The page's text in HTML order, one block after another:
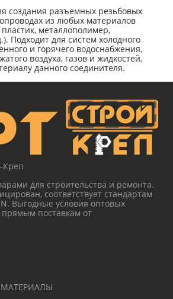
создания разъемных резьбовых
из любых материалов
пластик, металлополимер,
Подходит для систем холодного
и горячего водоснабжения,
воздуха, газов и жидкостей,
данного соединителя.
Креп
для строительства и ремонта.
соответствует стандартам
Выгодные условия оптовых
прямым поставкам от